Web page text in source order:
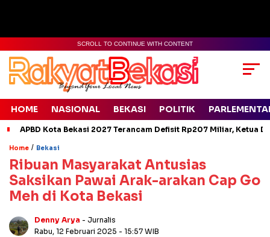
SCROLL TO CONTINUE WITH CONTENT
HOME NASIONAL BEKASI POLITIK
APBD Kota Bekasi 2027 Terancam Defisit Rp207 Miliar, Ketua
Home / Bekasi
Ribuan Masyarakat Antusias
Saksikan Pawai Arak-arakan Cap Go
Meh di Kota Bekasi
Denny Arya - Jurnalis
Rabu, 12 Februari 2025 - 15:57 WIB